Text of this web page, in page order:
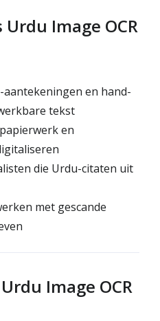
Image OCR
en hand-
tekst
en
die Urdu-citaten uit
met gescande
Image OCR